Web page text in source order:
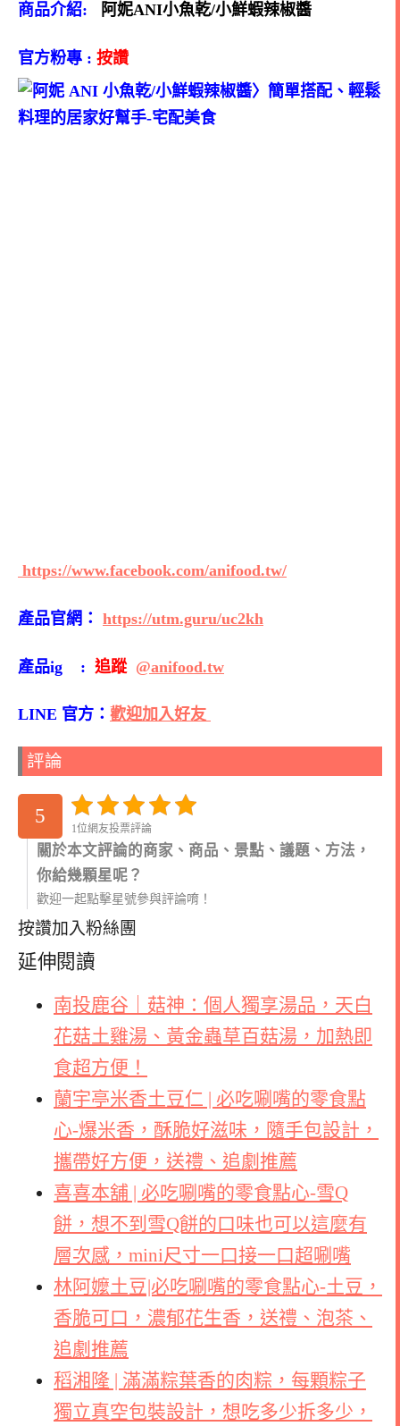
商品介紹: 阿妮ANI小魚乾/小鮮蝦辣椒醬
官方粉專 : 按讚
https://www.facebook.com/anifood.tw/
產品官網： https://utm.guru/uc2kh
產品ig : 追蹤 @anifood.tw
LINE 官方： 歡迎加入好友
評論
5
1位網友投票評論
關於本文評論的商家、商品、景點、議題、方法，
你給幾顆星呢？
歡迎一起點擊星號參與評論唷！
按讚加入粉絲團
延伸閱讀
南投鹿谷｜菇神：個人獨享湯品，天白
花菇土雞湯、黃金蟲草百菇湯，加熱即
食超方便！
蘭宇亭米香土豆仁 | 必吃唰嘴的零食點
心-爆米香，酥脆好滋味，隨手包設計，
攜帶好方便，送禮、追劇推薦
喜喜本舖 | 必吃唰嘴的零食點心-雪Q
餅，想不到雪Q餅的口味也可以這麼有
層次感，mini尺寸一口接一口超唰嘴
林阿嬤土豆|必吃唰嘴的零食點心-土豆，
香脆可口，濃郁花生香，送禮、泡茶、
追劇推薦
稻湘隆 | 滿滿粽葉香的肉粽，每顆粽子
獨立真空包裝設計，想吃多少拆多少，